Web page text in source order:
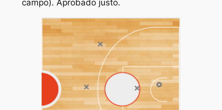
campo). Aprobado justo.